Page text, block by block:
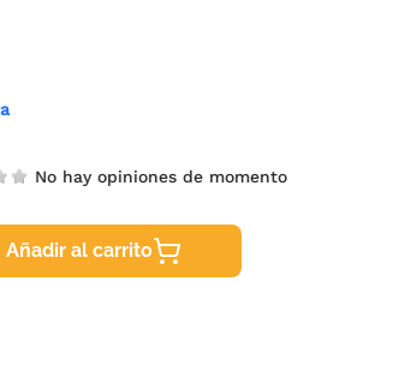
No hay opiniones de momento
Añadir al carrito